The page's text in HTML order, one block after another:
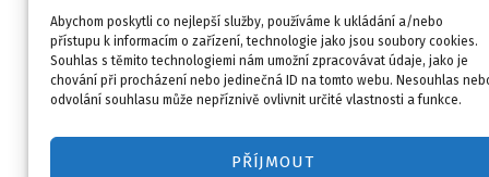
Abychom poskytli co nejlepší služby, používáme k ukládání a/nebo
přístupu k informacím o zařízení, technologie jako jsou soubory cookies.
Souhlas s těmito technologiemi nám umožní zpracovávat údaje, jako je
chování při procházení nebo jedinečná ID na tomto webu. Nesouhlas
odvolání souhlasu může nepříznivě ovlivnit určité vlastnosti a funkce.
PŘÍJMOUT
Kontakt
Obchodní podmínky
O mně
Merlin Kouč